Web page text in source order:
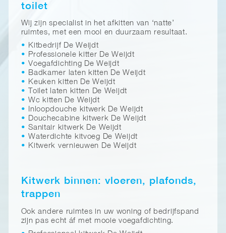
toilet
Wij zijn specialist in het afkitten van ‘natte’
ruimtes, met een mooi en duurzaam resultaat.
Kitbedrijf De Weijdt
Professionele kitter De Weijdt
Voegafdichting De Weijdt
Badkamer laten kitten De Weijdt
Keuken kitten De Weijdt
Toilet laten kitten De Weijdt
Wc kitten De Weijdt
Inloopdouche kitwerk De Weijdt
Douchecabine kitwerk De Weijdt
Sanitair kitwerk De Weijdt
Waterdichte kitvoeg De Weijdt
Kitwerk vernieuwen De Weijdt
Kitwerk binnen: vloeren, plafonds,
trappen
Ook andere ruimtes in uw woning of bedrijfspand
zijn pas echt áf met mooie voegafdichting.